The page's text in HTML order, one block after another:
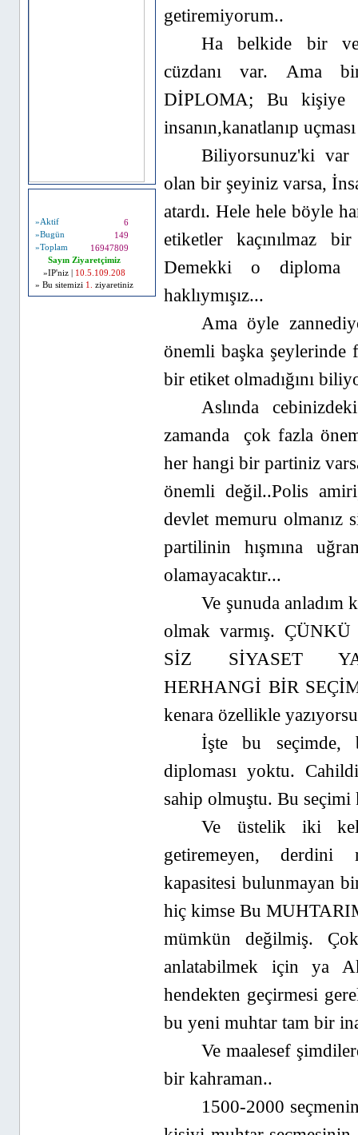
»Aktif
6
»Bugün
149
»Toplam
16947809
Sayın Ziyaretçimiz
»IP'niz |
10.5.109.208
» Bu sitemizi 1. ziyaretiniz
getiremiyorum..
Ha belkide bir
cüzdanı var. Ama
DİPLOMA; Bu kişiye
insanın,kanatlanıp
Biliyorsunuz'ki var
olan bir şeyiniz varsa,
atardı. Hele hele böyle
etiketler kaçınılmaz
Demekki o diploma
haklıymışız...
Ama öyle
önemli başka şeylerinde
bir etiket olmadığını
Aslında
zamanda çok fazla önem
her hangi bir partiniz
önemli değil..Polis
devlet memuru olmanız
partilinin hışmına
olamayacaktır...
Ve şunuda anladım
olmak varmış.
SİZ SİYASET
HERHANGİ BİR
kenara özellikle
İşte bu seçimde,
diploması yoktu.
sahip olmuştu. Bu seçimi
Ve üstelik iki
getiremeyen, derdini
kapasitesi bulunmayan
hiç kimse Bu
mümkün değilmiş.
anlatabilmek için ya
hendekten geçirmesi
bu yeni muhtar tam bir
Ve maalesef
bir kahraman..
1500-2000